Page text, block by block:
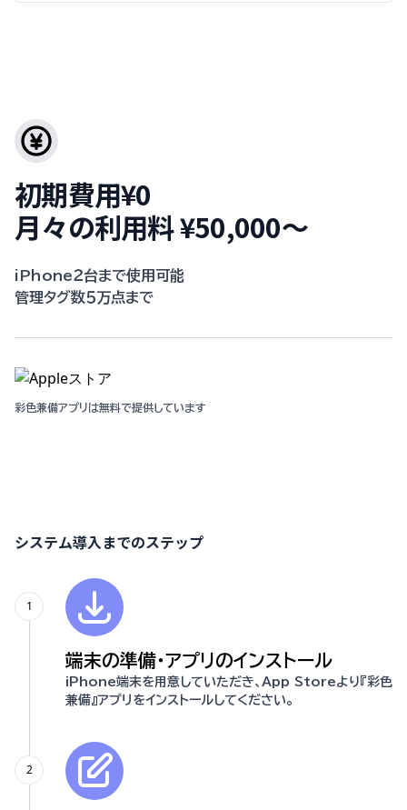
初期費用¥0
月々の利用料 ¥50,000〜
iPhone２台まで使用可能
管理タグ数５万点まで
彩色兼備アプリは無料で提供しています
システム導入までのステップ
1
端末の準備・アプリのインストール
iPhone端末を用意していただき、App Storeより『彩色
兼備』アプリをインストールしてください。
2